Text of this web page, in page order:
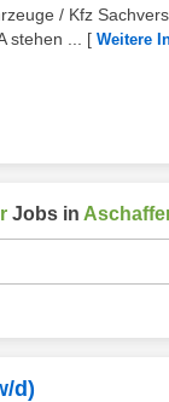
/ Kfz
...
[ Weitere
Jobs in
d)